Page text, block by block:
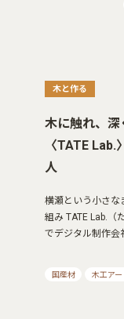
木と作る
木に触れ、深
〈TATE
人
横瀬という小さな
組み TATE Lab.（
でデジタル制作会
国産材 木工アー